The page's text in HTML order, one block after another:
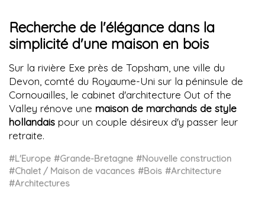
Recherche de l'élégance dans la
simplicité d'une maison en bois
Sur la rivière Exe près de Topsham, une ville du
Devon, comté du Royaume-Uni sur la péninsule de
Cornouailles, le cabinet d'architecture Out of the
Valley rénove une maison de marchands de style
hollandais pour un couple désireux d'y passer leur
retraite.
#L'Europe #Grande-Bretagne #Nouvelle construction
#Chalet / Maison de vacances #Bois #Architecture
#Architectures